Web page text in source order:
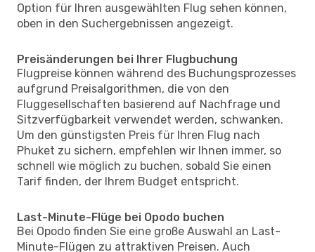
Option für Ihren ausgewählten Flug sehen können,
oben in den Suchergebnissen angezeigt.
Preisänderungen bei Ihrer Flugbuchung
Flugpreise können während des Buchungsprozesses
aufgrund Preisalgorithmen, die von den
Fluggesellschaften basierend auf Nachfrage und
Sitzverfügbarkeit verwendet werden, schwanken.
Um den günstigsten Preis für Ihren Flug nach
Phuket zu sichern, empfehlen wir Ihnen immer, so
schnell wie möglich zu buchen, sobald Sie einen
Tarif finden, der Ihrem Budget entspricht.
Last-Minute-Flüge bei Opodo buchen
Bei Opodo finden Sie eine große Auswahl an Last-
Minute-Flügen zu attraktiven Preisen. Auch